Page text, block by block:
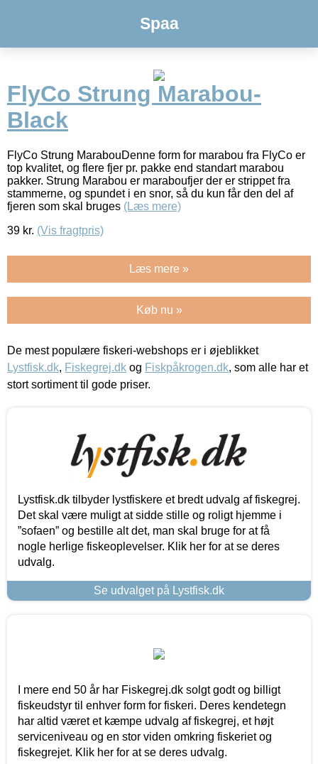
Spaa
FlyCo Strung Marabou-
Black
FlyCo Strung MarabouDenne form for marabou fra FlyCo er
top kvalitet, og flere fjer pr. pakke end standart marabou
pakker. Strung Marabou er maraboufjer der er strippet fra
stammerne, og spundet i en snor, så du kun får den del af
fjeren som skal bruges (Læs mere)
39 kr. (Vis fragtpris)
Læs mere »
Køb nu »
De mest populære fiskeri-webshops er i øjeblikket
Lystfisk.dk, Fiskegrej.dk og Fiskpåkrogen.dk, som alle har et
stort sortiment til gode priser.
Lystfisk.dk tilbyder lystfiskere et bredt udvalg af fiskegrej.
Det skal være muligt at sidde stille og roligt hjemme i
”sofaen” og bestille alt det, man skal bruge for at få
nogle herlige fiskeoplevelser. Klik her for at se deres
udvalg.
Se udvalget på Lystfisk.dk
I mere end 50 år har Fiskegrej.dk solgt godt og billigt
fiskeudstyr til enhver form for fiskeri. Deres kendetegn
har altid været et kæmpe udvalg af fiskegrej, et højt
serviceniveau og en stor viden omkring fiskeriet og
fiskegrejet. Klik her for at se deres udvalg.